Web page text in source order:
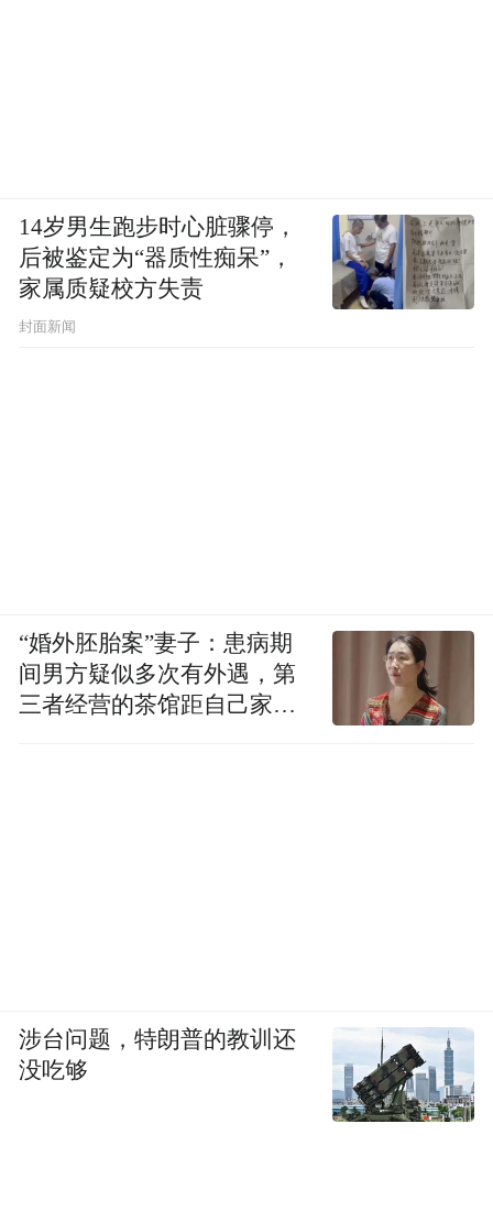
14岁男生跑步时心脏骤停，
后被鉴定为“器质性痴呆”，
家属质疑校方失责
封面新闻
“婚外胚胎案”妻子：患病期
间男方疑似多次有外遇，第
三者经营的茶馆距自己家步
涉台问题，特朗普的教训还
没吃够